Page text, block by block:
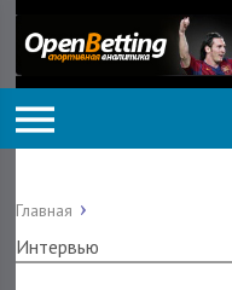
Главная
Интервью